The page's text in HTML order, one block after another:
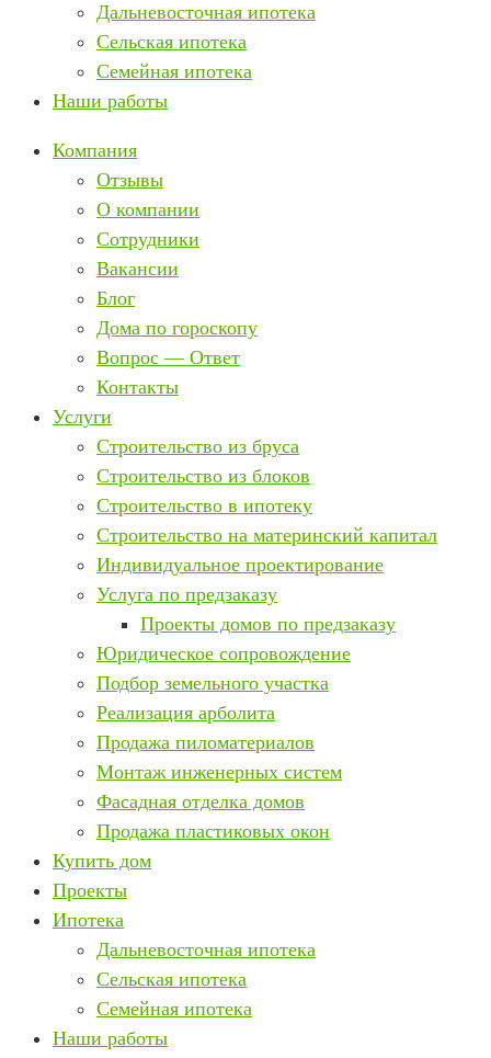
Дальневосточная ипотека
Сельская ипотека
Семейная ипотека
Наши работы
Компания
Отзывы
О компании
Сотрудники
Вакансии
Блог
Дома по гороскопу
Вопрос — Ответ
Контакты
Услуги
Строительство из бруса
Строительство из блоков
Строительство в ипотеку
Строительство на материнский капитал
Индивидуальное проектирование
Услуга по предзаказу
Проекты домов по предзаказу
Юридическое сопровождение
Подбор земельного участка
Реализация арболита
Продажа пиломатериалов
Монтаж инженерных систем
Фасадная отделка домов
Продажа пластиковых окон
Купить дом
Проекты
Ипотека
Дальневосточная ипотека
Сельская ипотека
Семейная ипотека
Наши работы